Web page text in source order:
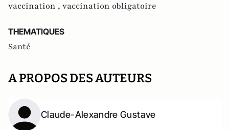
vaccination , vaccination obligatoire
THEMATIQUES
Santé
A PROPOS DES AUTEURS
Claude-Alexandre Gustave